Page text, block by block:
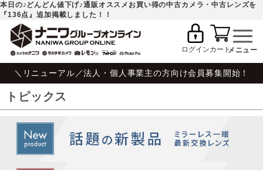
本日の♪どんどん値下げ♪通販オススメお買い得の中古カメラ・中古レンズを
『136点』追加掲載しました！！
ログインカート
＼リニューアル／法人・個人事業主の方向け会員募集開始！
トピックス